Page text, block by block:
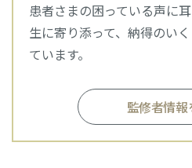
患者さまの困っている声に
生に寄り添って、納得のい
ています。
監修者情報